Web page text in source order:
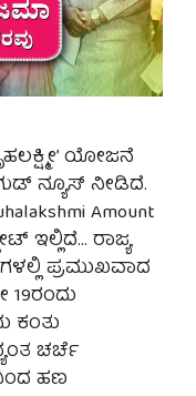
ಯೋಜನೆ
ನ್ಯೂಸ್ ನೀಡಿದೆ.
Amount
ಇಲ್ಲಿದೆ… ರಾಜ್ಯ
ಪ್ರಮುಖವಾದ
ಕಂತು
ಚರ್ಚೆ
ಹಣ